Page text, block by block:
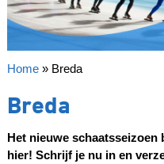
Home» Breda
Breda
Het nieuwe schaatsseizoen
hier! Schrijf je nu in en